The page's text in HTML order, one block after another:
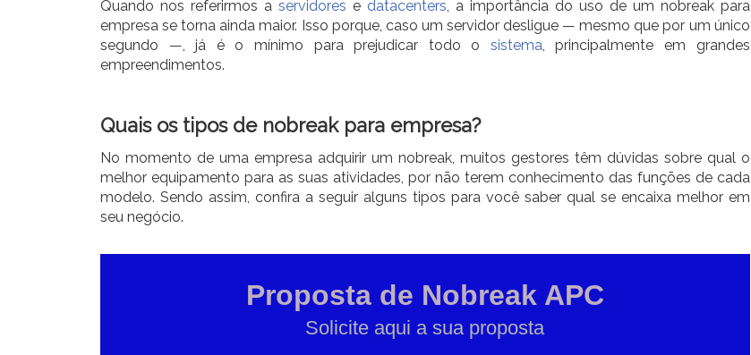
Quando nos referirmos a servidores e datacenters , a importância do uso de um nobreak para
empresa se torna ainda maior. Isso porque, caso um servidor desligue — mesmo que por um único
segundo —, já é o mínimo para prejudicar todo o sistema , principalmente em grandes
empreendimentos.
Quais os tipos de nobreak para empresa?
No momento de uma empresa adquirir um nobreak, muitos gestores têm dúvidas sobre qual o
melhor equipamento para as suas atividades, por não terem conhecimento das funções de cada
modelo. Sendo assim, confira a seguir alguns tipos para você saber qual se encaixa melhor em
seu negócio.
Proposta de Nobreak APC
Solicite aqui a sua proposta